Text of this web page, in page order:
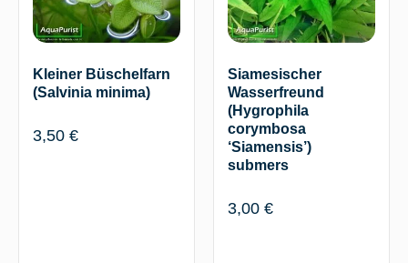
Kleiner Büschelfarn
(Salvinia minima)
3,50 €
Siamesischer
Wasserfreund
(Hygrophila
corymbosa
‘Siamensis’)
submers
3,00 €